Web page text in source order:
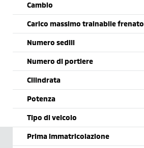
Cambio
Carico massimo trainabile frenato
Numero sedili
Numero di portiere
Cilindrata
Potenza
Tipo di veicolo
Prima immatricolazione